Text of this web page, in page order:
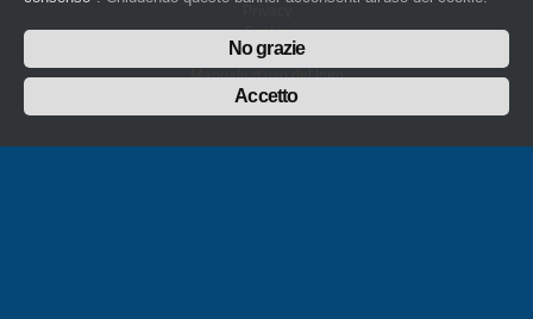
Privacy
Cookie
Whistleblowing
Manuale d'uso del logo
Policy sulla Parità di genere
No grazie
Accetto